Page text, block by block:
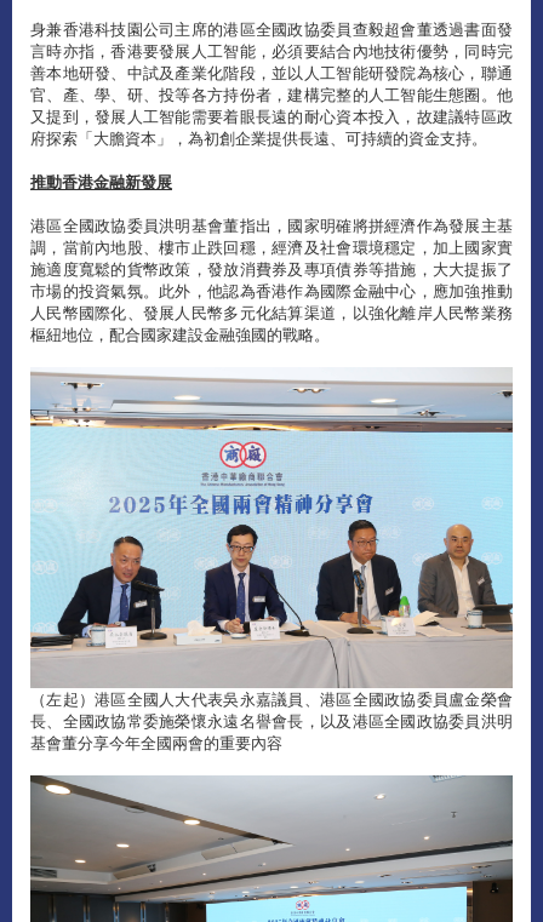
身兼香港科技園公司主席的港區全國政協委員查毅超會董透過書面發
言時亦指，香港要發展人工智能，必須要結合內地技術優勢，同時完
善本地研發、中試及產業化階段，並以人工智能研發院為核心，聯通
官、產、學、研、投等各方持份者，建構完整的人工智能生態圈。他
又提到，發展人工智能需要着眼長遠的耐心資本投入，故建議特區政
府探索「大膽資本」，為初創企業提供長遠、可持續的資金支持。
推動香港金融新發展
港區全國政協委員洪明基會董指出，國家明確將拼經濟作為發展主基
調，當前內地股、樓市止跌回穩，經濟及社會環境穩定，加上國家實
施適度寬鬆的貨幣政策，發放消費券及專項債券等措施，大大提振了
市場的投資氣氛。此外，他認為香港作為國際金融中心，應加強推動
人民幣國際化、發展人民幣多元化結算渠道，以強化離岸人民幣業務
樞紐地位，配合國家建設金融強國的戰略。
（左起）港區全國人大代表吳永嘉議員、港區全國政協委員盧金榮會
長、全國政協常委施榮懷永遠名譽會長，以及港區全國政協委員洪明
基會董分享今年全國兩會的重要內容